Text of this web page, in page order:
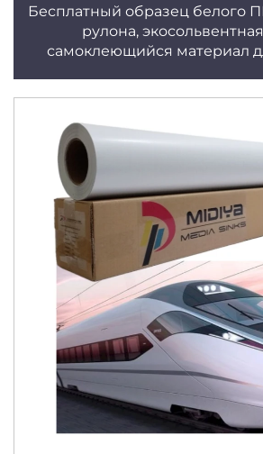
Бесплатный образец белого
рулона,
самоклеющийся материал